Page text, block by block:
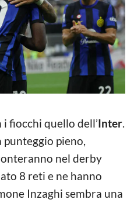
fiocchi quello dell’Inter.
pieno,
nel derby
8 reti e ne hanno
Inzaghi sembra una